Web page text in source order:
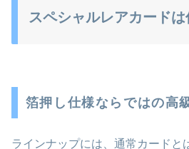
スペシャルレアカードは
箔押し仕様ならではの高
ラインナップには、通常カードと